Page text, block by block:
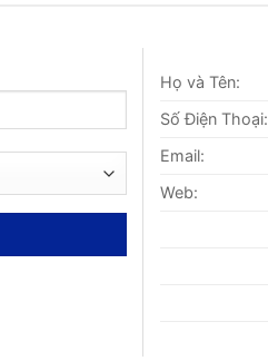
Họ và Tên:
Số Điện Thoại:
Email:
Web: